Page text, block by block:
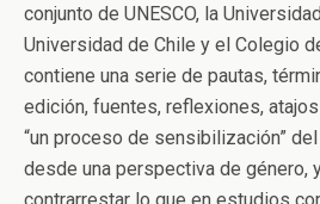
conjunto de UNESCO, la
Universidad de Chile y el Colegio
contiene una serie de pautas,
edición, fuentes, reflexiones,
“un proceso de sensibilización”
desde una perspectiva de género,